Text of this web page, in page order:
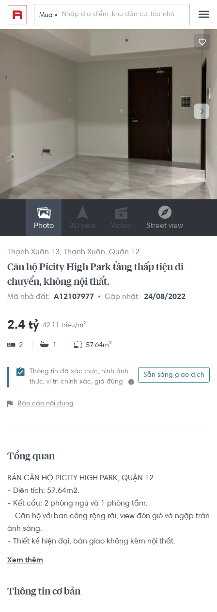
Mua •
Photo 3D view Video Street view
Thạnh Xuân 13 Thạnh Xuân Quận 12
Căn hộ Picity High Park tầng thấp tiện di
chuyển, không nội thất.
Mã nhà đất: A12107977 Cập nhật: 24/08/2022
2.4 tỷ 42.11 triệu/m²
2 1 57.64m²
Thông tin đã xác thực, hình ảnh
thực, vị trí chính xác, giá đúng
Sẵn sàng giao dịch
Báo cáo nội dung
Tổng quan
BÁN CĂN HỘ PICITY HIGH PARK, QUẬN 12
- Diện tích: 57.64m2.
- Kết cấu: 2 phòng ngủ và 1 phòng tắm.
ánh sáng.
- Thiết kế hiện đại, bàn giao không kèm nội thất.
phố đông đúc này.
Xem thêm
Thông tin cơ bản